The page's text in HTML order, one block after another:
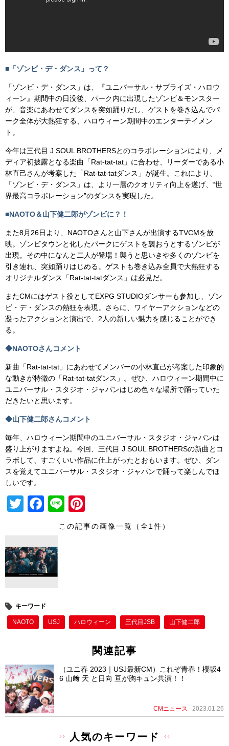
■「ゾンビ・デ・ダンス」って？
「ゾンビ・デ・ダンス」は、『ユニバーサル・サプライズ・ハロウ
ィーン』期間中の日没後、パーク内に出現したゾンビ＆モンスター
が、音楽にあわせてダンスを突如踊りだし、ゲストを巻き込んでパ
ーク全体が大熱狂する、ハロウィーン期間中のエンターテイメン
ト。
今年は三代目 J SOUL BROTHERSとのコラボレーションにより、メ
ディア初披露となる楽曲「Rat-tat-tat」に合わせ、リーダーである小
林直己さんが考案した「Rat-tat-tatダンス」が誕生。これにより、
「ゾンビ・デ・ダンス」は、より一層のクオリティ向上を遂げ、“世
界最高コラボレーション”のダンスを実現した。
■NAOTO＆山下健二郎がゾンビに？！
また8月26日より、NAOTOさんと山下さんが出演するTVCMを放
映。ゾンビタウンと化したパークにゲストを襲おうとするゾンビが
出現。その中になんと二人が登場！襲うと思いきや多くのゾンビを
引き連れ、突如踊りはじめる。ゲストも巻き込み全員で大熱狂する
オリジナルダンス「Rat-tat-tatダンス」は必見だ。
またCMにはゲスト役としてEXPG STUDIOダンサーも参加し、ゾン
ビ・デ・ダンスの熱狂を表現。さらに、ワイヤーアクションなどの
凝ったアクションと演出で、2人の新しい魅力を感じることができ
る。
◆NAOTOさんコメント
新曲「Rat-tat-tat」にあわせてメンバーの小林直己が考案した印象的
な動きが特徴の「Rat-tat-tatダンス」。ぜひ、ハロウィーン期間中に
ユニバーサル・スタジオ・ジャパンはじめ色々な場所で踊っていた
だきたいと思います。
◆山下健二郎さんコメント
毎年、ハロウィーン期間中のユニバーサル・スタジオ・ジャパンは
盛り上がりますよね。今回、三代目 J SOUL BROTHERSの新曲とコ
ラボして、すごくいい作品に仕上がったとおもいます。ぜひ、ダン
スを覚えてユニバーサル・スタジオ・ジャパンで踊って楽しんでほ
しいです。
T
er
F
e
b
o
k
Li
n
nt
この記事の画像一覧（全1件）
キーワード
NAOTO USJ ハロウィーン 三代目JSB 山下健二郎
関連記事
（ユニ春 2023｜USJ最新CM）これぞ青春！櫻坂4
6 山﨑 天 と日向 亘が胸キュン共演！！
CMニュース 2023.01.26
人気のキーワード